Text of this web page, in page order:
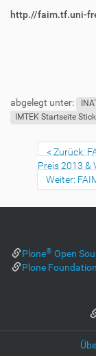
http.//faim.tf.uni-
ß
n
f
i
abgelegt unter:
IMTEK Startseite
Zurück:
Preis 2013 &
Weiter:
Plone® Open
Plone Foundation